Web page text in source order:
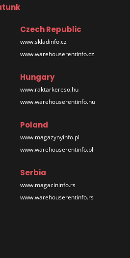
Czech Republic
www.skladinfo.cz
www.warehouserentinfo.cz
Hungary
www.raktarkereso.hu
www.warehouserentinfo.hu
Poland
www.magazynyinfo.pl
www.warehouserentinfo.pl
Serbia
www.magacininfo.rs
www.warehouserentinfo.rs